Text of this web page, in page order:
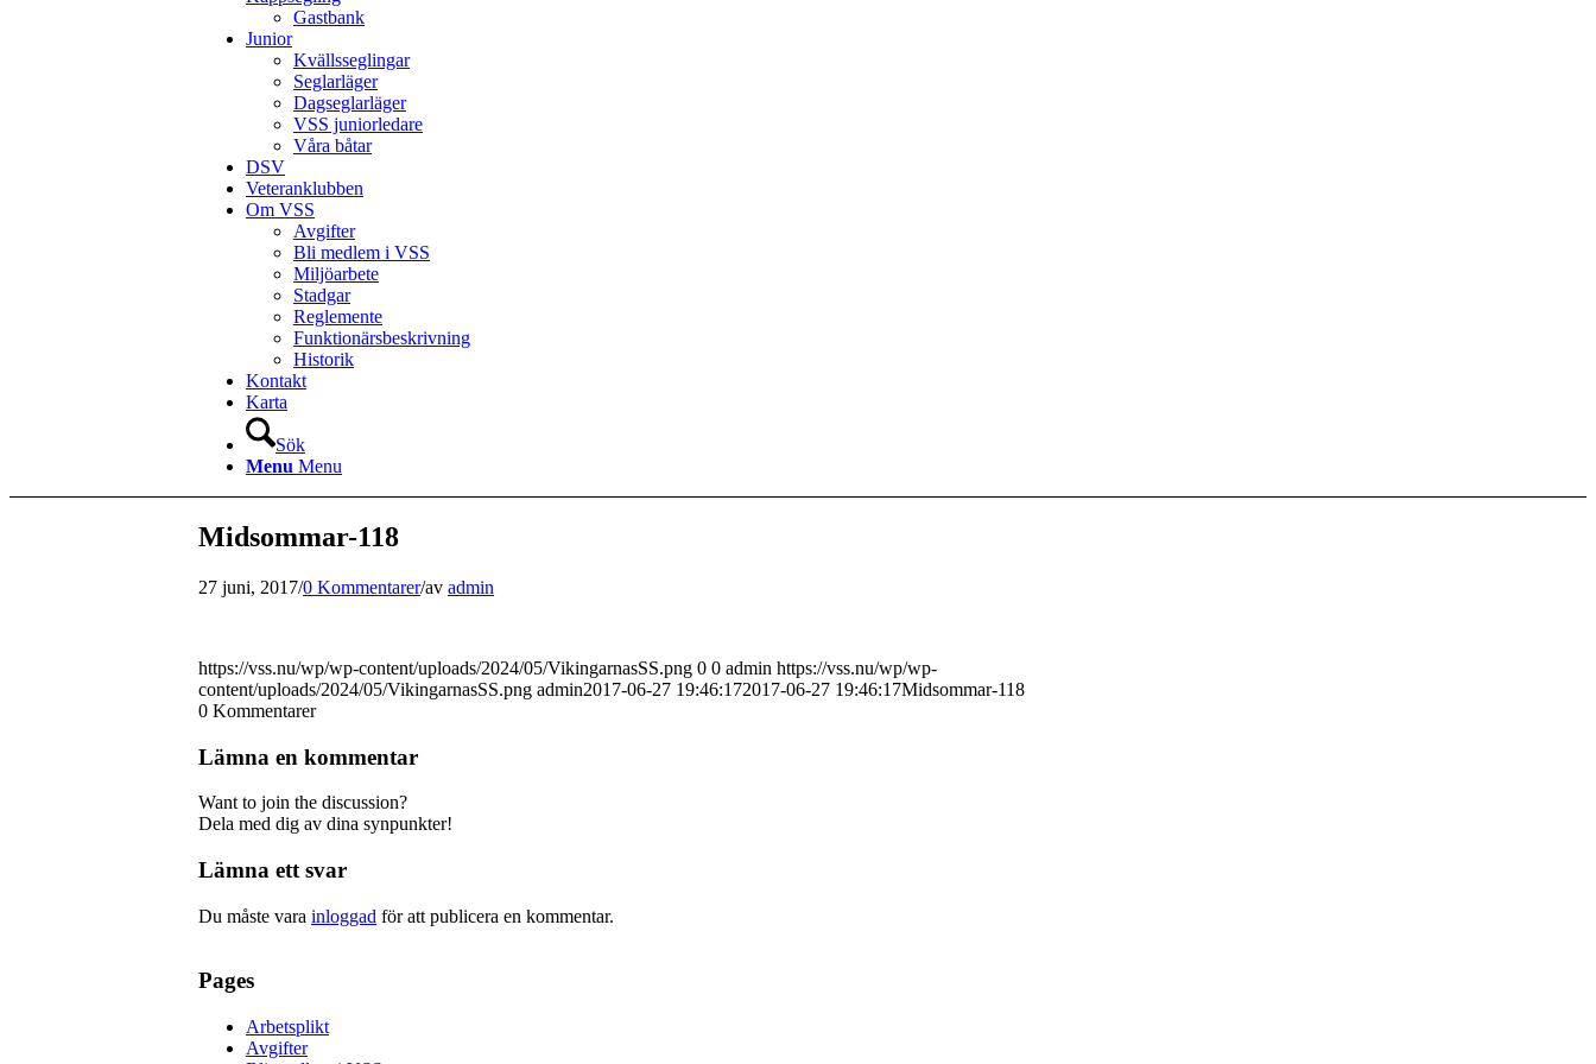
Gastbank
Junior
Kvällsseglingar
Seglarläger
Dagseglarläger
VSS juniorledare
Våra båtar
DSV
Veteranklubben
Om VSS
Avgifter
Bli medlem i VSS
Miljöarbete
Stadgar
Reglemente
Funktionärsbeskrivning
Historik
Kontakt
Karta
Sök
Menu Menu
Midsommar-118
27 juni, 2017/0 Kommentarer/av admin
https://vss.nu/wp/wp-content/uploads/2024/05/VikingarnasSS.png 0 0 admin https://vss.nu/wp/wp-
content/uploads/2024/05/VikingarnasSS.png admin2017-06-27 19:46:172017-06-27 19:46:17Midsommar-118
0 Kommentarer
Lämna en kommentar
Want to join the discussion?
Dela med dig av dina synpunkter!
Lämna ett svar
Du måste vara inloggad för att publicera en kommentar.
Pages
Arbetsplikt
Avgifter